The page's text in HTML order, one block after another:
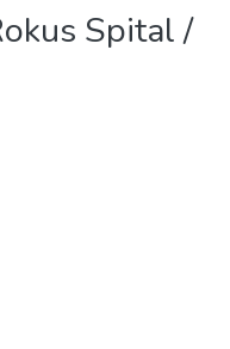
Spital /